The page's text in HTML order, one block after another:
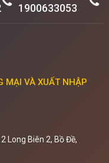
1900633053
MẠI VÀ XUẤT NHẬP
Long Biên 2, Bồ Đề,